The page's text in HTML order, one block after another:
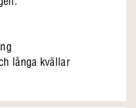
långa kvällar